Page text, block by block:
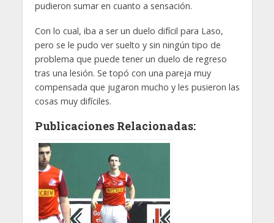
pudieron sumar en cuanto a sensación.
Con lo cual, iba a ser un duelo difícil para Laso,
pero se le pudo ver suelto y sin ningún tipo de
problema que puede tener un duelo de regreso
tras una lesión. Se topó con una pareja muy
compensada que jugaron mucho y les pusieron las
cosas muy difíciles.
Publicaciones Relacionadas: